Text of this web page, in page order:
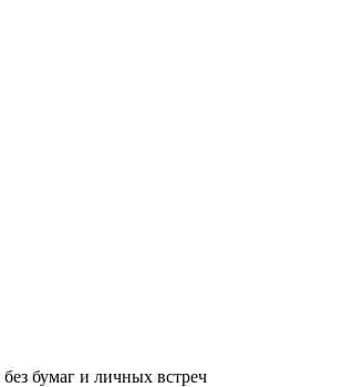
бумаг и личных встреч